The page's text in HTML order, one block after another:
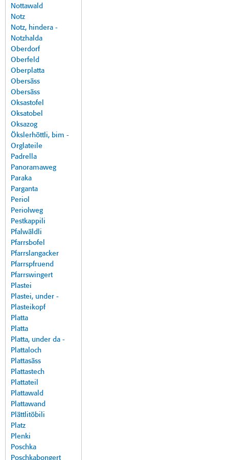
Nottawald
Notz
Notz, hindera -
Notzhalda
Oberdorf
Oberfeld
Oberplatta
Obersäss
Obersäss
Oksastofel
Oksatobel
Oksazog
Ökslerhöttli, bim -
Orglateile
Padrella
Panoramaweg
Paraka
Parganta
Periol
Periolweg
Pestkappili
Pfalwäldli
Pfarrsbofel
Pfarrslangacker
Pfarrspfruend
Pfarrswingert
Plastei
Plastei, under -
Plasteikopf
Platta
Platta
Platta, under da -
Plattaloch
Plattasäss
Plattastech
Plattateil
Plattawald
Plattawand
Plättlitöbili
Platz
Plenki
Poschka
Poschkabongert